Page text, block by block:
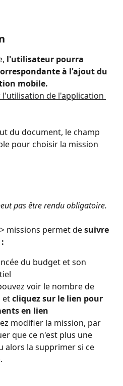
l'utilisateur pourra
à l'ajout du
mobile.
l'utilisation de l'application
du document, le champ
pour choisir la mission
pas être rendu obligatoire.
missions permet de suivre
du budget et son
voir le nombre de
et cliquez sur le lien pour
en lien
modifier la mission, par
que ce n'est plus une
alors la supprimer si ce